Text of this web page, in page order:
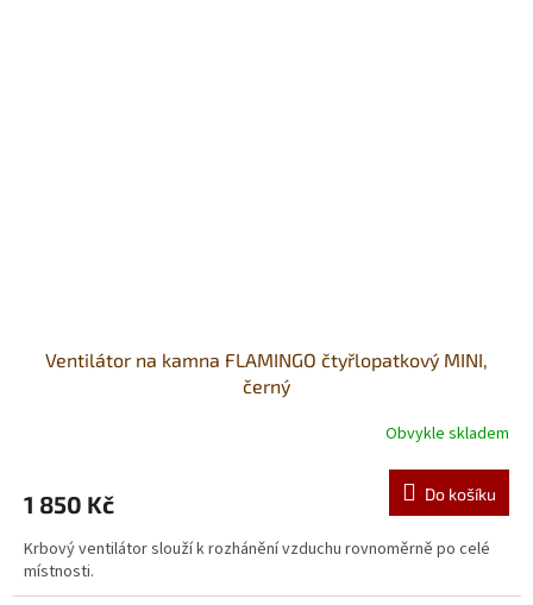
Ventilátor na kamna FLAMINGO čtyřlopatkový MINI,
černý
Obvykle skladem
1 850 Kč Do košíku
Krbový ventilátor slouží k rozhánění vzduchu rovnoměrně po celé
místnosti.